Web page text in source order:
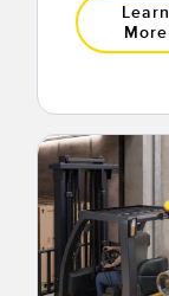
Learn
More